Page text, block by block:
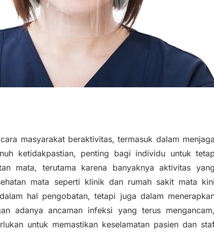
masyarakat beraktivitas, termasuk dalam menjaga
ketidakpastian, penting bagi individu untuk tetap
mata, terutama karena banyaknya aktivitas yang
mata seperti klinik dan rumah sakit mata kini
hal pengobatan, tetapi juga dalam
adanya ancaman infeksi yang terus mengancam,
untuk memastikan keselamatan pasien dan